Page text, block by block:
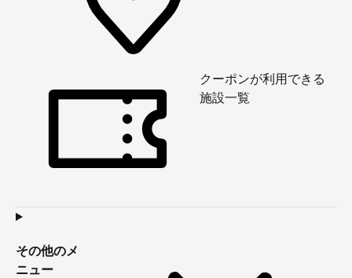
クーポンが利用できる
施設一覧
その他のメ
ニュー